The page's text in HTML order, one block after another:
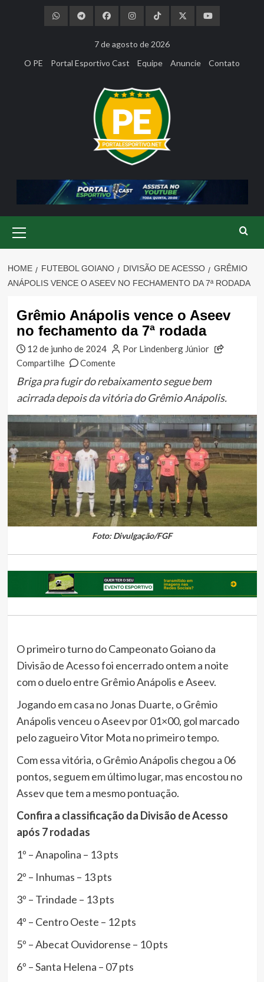
7 de agosto de 2026
O PE
Portal Esportivo Cast Equipe Anuncie Contato
Menu
HOME FUTEBOL GOIANO DIVISÃO DE ACESSO
GRÊMIO
ANÁPOLIS VENCE O ASEEV NO FECHAMENTO DA 7ª RODADA
Grêmio Anápolis vence o Aseev
no fechamento da 7ª rodada
12 de junho de 2024
Por Lindenberg Júnior
Compartilhe
Comente
Briga pra fugir do rebaixamento segue bem
acirrada depois da vitória do Grêmio Anápolis.
Foto: Divulgação/FGF
O primeiro turno do Campeonato Goiano da
Divisão de Acesso foi encerrado ontem a noite
com o duelo entre Grêmio Anápolis e Aseev.
Jogando em casa no Jonas Duarte, o Grêmio
Anápolis venceu o Aseev por 01×00, gol marcado
pelo zagueiro Vitor Mota no primeiro tempo.
Com essa vitória, o Grêmio Anápolis chegou a 06
pontos, seguem em último lugar, mas encostou no
Assev que tem a mesmo pontuação.
Confira a classificação da Divisão de Acesso
após 7 rodadas
1º – Anapolina – 13 pts
2º – Inhumas – 13 pts
3º – Trindade – 13 pts
4º – Centro Oeste – 12 pts
5º – Abecat Ouvidorense – 10 pts
6º – Santa Helena – 07 pts